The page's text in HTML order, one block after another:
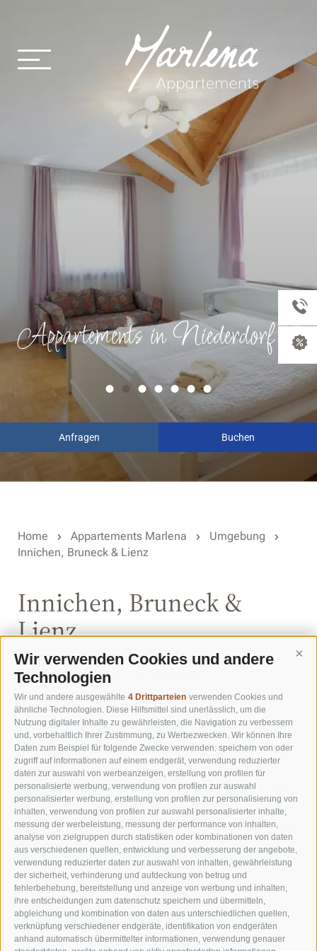
Wir verwenden Cookies und andere
Technologien
Wir und andere ausgewählte 4 Drittparteien verwenden Cookies und
ähnliche Technologien. Diese Hilfsmittel sind unerlässlich, um die
Nutzung digitaler Inhalte zu gewährleisten, die Navigation zu verbessern
und, vorbehaltlich Ihrer Zustimmung, zu Werbezwecken. Wir können Ihre
Daten zum Beispiel für folgende Zwecke verwenden: speichern von oder
zugriff auf informationen auf einem endgerät, verwendung reduzierter
daten zur auswahl von werbeanzeigen, erstellung von profilen für
personalisierte werbung, verwendung von profilen zur auswahl
personalisierter werbung, erstellung von profilen zur personalisierung von
inhalten, verwendung von profilen zur auswahl personalisierter inhalte,
messung der werbeleistung, messung der performance von inhalten,
analyse von zielgruppen durch statistiken oder kombinationen von daten
aus verschiedenen quellen, entwicklung und verbesserung der angebote,
verwendung reduzierter daten zur auswahl von inhalten, gewährleistung
der sicherheit, verhinderung und aufdeckung von betrug und
fehlerbehebung, bereitstellung und anzeige von werbung und inhalten,
ihre entscheidungen zum datenschutz speichern und übermitteln,
abgleichung und kombination von daten aus unterschiedlichen quellen,
verknüpfung verschiedener endgeräte, identifikation von endgeräten
anhand automatisch übermittelter informationen, verwendung genauer
Appartements in Niederdorf
Anfragen Buchen
Home Appartements Marlena
Umgebung
Innichen, Bruneck & Lienz
Innichen, Bruneck &
Lienz
STÄDTE IN DER UMGEBUNG
Bei Ihrem Urlaub bei uns im Pragsertal erleben Sie
Berg & Stadt, Natur & städtisches Treiben.
Direkt vor der Hoteltür erwartet Sie die Natur mit
all ihrer Schönheit. Besondere Tipps sind die
Plätzwiese, der Pragser Wildsee, Dürrenstein und
Strudelkopf.
Auf alle Fälle sollten Sie aber auch einen Ausflug
in die Städte der Umgebung unternehmen:
Innichenist ein kleines Städtchen mit allerlei
interessanten Geschäften in einer gemütlichen
Fußgängerzone. In knapp 40 Minuten erreichen